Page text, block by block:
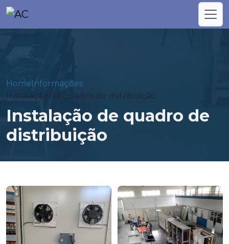
HomeInformações
Instalação de quadro de distribuição
Instalação de quadro de
distribuição